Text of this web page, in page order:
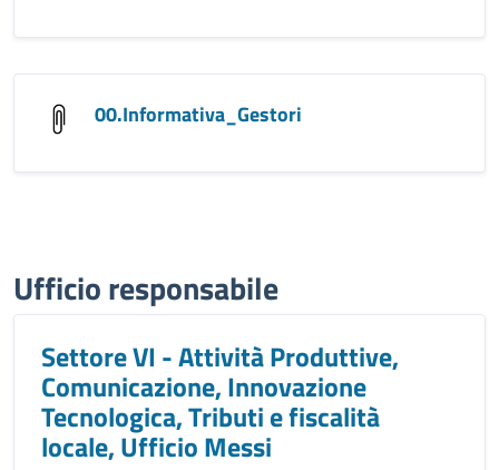
00.Informativa_Gestori
Ufficio responsabile
Settore VI - Attività Produttive,
Comunicazione, Innovazione
Tecnologica, Tributi e fiscalità
locale, Ufficio Messi